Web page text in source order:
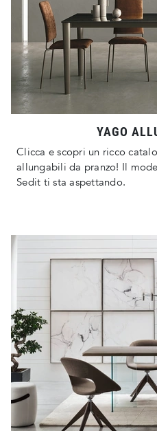
YAGO
Clicca e scopri un ricco
allungabili da pranzo! Il
Sedit ti sta aspettando.